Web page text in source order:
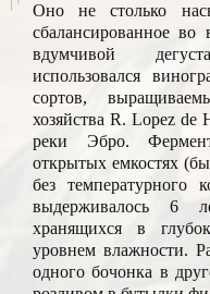
Оно не столько
сбалансированное во
вдумчивой
использовался
сортов,
хозяйства R. Lopez de
реки Эбро.
открытых емкостях
без температурного
выдерживалось 6
хранящихся в
уровнем влажности.
одного бочонка в